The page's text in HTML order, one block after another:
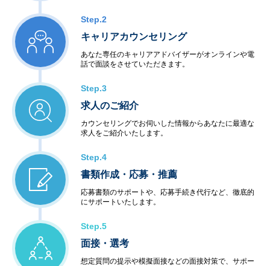
Step.2
キャリアカウンセリング
あなた専任のキャリアアドバイザーがオンラインや電
話で面談をさせていただきます。
Step.3
求人のご紹介
カウンセリングでお伺いした情報からあなたに最適な
求人をご紹介いたします。
Step.4
書類作成・応募・推薦
応募書類のサポートや、応募手続き代行など、徹底的
にサポートいたします。
Step.5
面接・選考
想定質問の提示や模擬面接などの面接対策で、サポー